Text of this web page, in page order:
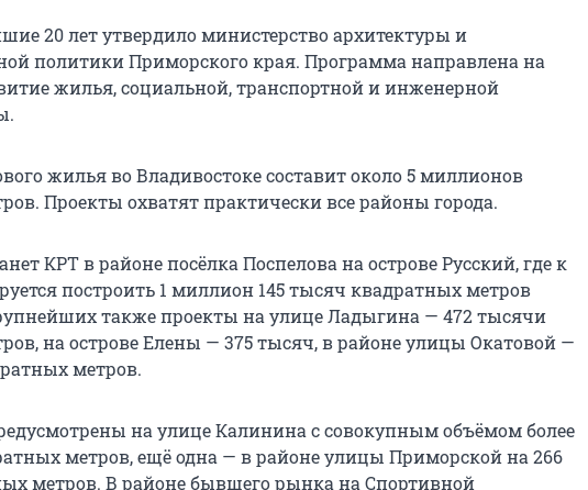
20 лет утвердило министерство архитектуры и
политики Приморского края. Программа направлена на
жилья, социальной, транспортной и инженерной
жилья во Владивостоке составит около 5 миллионов
Проекты охватят практически все районы города.
КРТ в районе посёлка Поспелова на острове Русский, где к
построить 1 миллион 145 тысяч квадратных метров
также проекты на улице Ладыгина — 472 тысячи
на острове Елены — 375 тысяч, в районе улицы Окатовой —
метров.
на улице Калинина с совокупным объёмом более
метров, ещё одна — в районе улицы Приморской на 266
метров. В районе бывшего рынка на Спортивной